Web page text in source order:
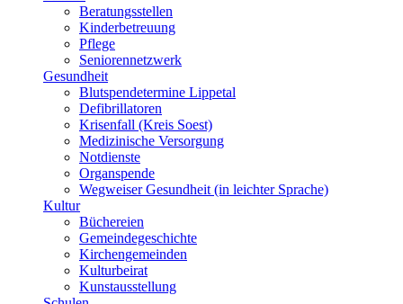
Beratungsstellen
Kinderbetreuung
Pflege
Seniorennetzwerk
Gesundheit
Blutspendetermine Lippetal
Defibrillatoren
Krisenfall (Kreis Soest)
Medizinische Versorgung
Notdienste
Organspende
Wegweiser Gesundheit (in leichter Sprache)
Kultur
Büchereien
Gemeindegeschichte
Kirchengemeinden
Kulturbeirat
Kunstausstellung